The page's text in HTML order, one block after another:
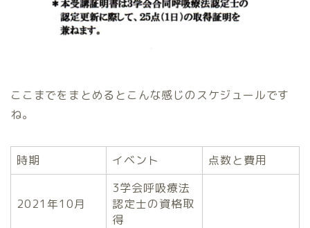
ここまでをまとめるとこんな感じのスケジュールです
ね。
時期 イベント 点数と費用
2021年10月
3学会呼吸療法
認定士の資格取
得